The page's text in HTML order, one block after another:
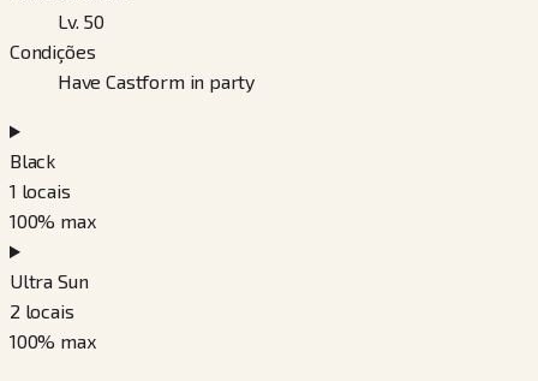
Lv. 50
Condições
Have Castform in party
Black
1 locais
100% max
Ultra Sun
2 locais
100% max